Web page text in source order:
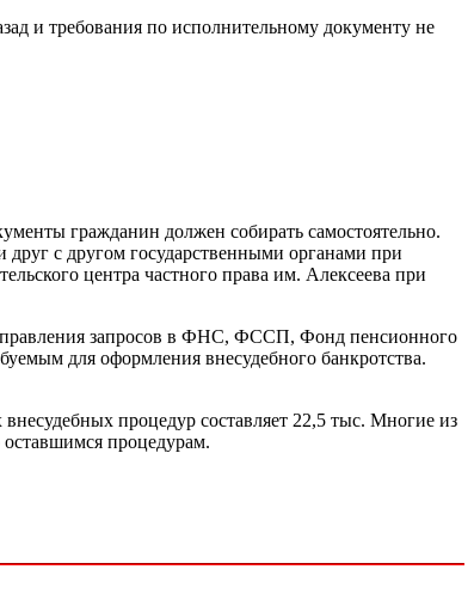
и требования по исполнительному документу не
гражданин должен собирать самостоятельно.
друг с другом государственными органами при
центра частного права им. Алексеева при
запросов в ФНС, ФССП, Фонд пенсионного
для оформления внесудебного банкротства.
процедур составляет 22,5 тыс. Многие из
процедурам.